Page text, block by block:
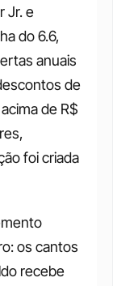
Jr. e
do 6.6,
anuais
de
de R$
foi criada
os cantos
recebe